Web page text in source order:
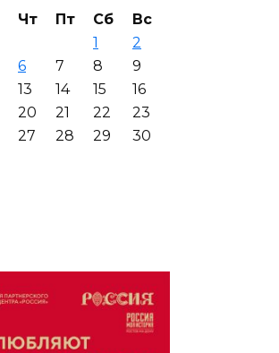
Чт Пт Сб
Вс
1
2
6 7 8
9
13 14 15
16
20 21 22
23
27 28 29
30